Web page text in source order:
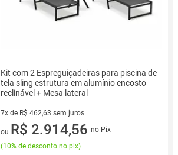
Kit com 2 Espreguiçadeiras para piscina de
tela sling estrutura em alumínio encosto
reclinável + Mesa lateral
7x de R$ 462,63 sem juros
7 vez de R$ 462,63 sem juros
ou R$ 2.914,56 no Pix
(10% de desconto no pix)